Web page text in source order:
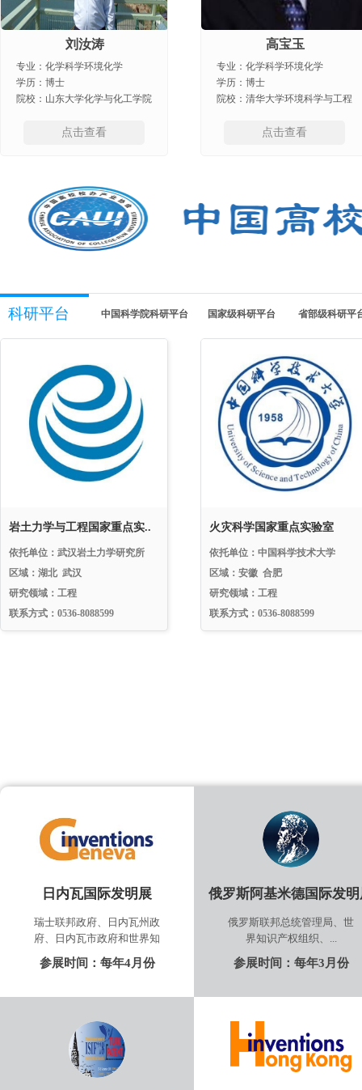
荣文涛
专业：工程材料建筑环境与结
构..
学历：硕士
点击查看
包雨云
专业：化学科学化学工程及工
业..
学历：博士
点击查看
科研平台 中国科学院科研平台 国家级科研平台 省部级科研平
岩土力学与工程国家重点实..
依托单位：武汉岩土力学研究所
区域：湖北 武汉
研究领域：工程
联系方式：0536-8088599
火灾科学国家重点实验室
依托单位：中国科学技术大学
区域：安徽 合肥
研究领域：工程
联系方式：0536-8088599
日内瓦国际发明展
瑞士联邦政府、日内瓦州政
府、日内瓦市政府和世界知
参展时间： 每年4月份
俄罗斯阿基米德国际发
俄罗斯联邦总统管理局、世
界知识产权组织、...
参展时间： 每年3月份